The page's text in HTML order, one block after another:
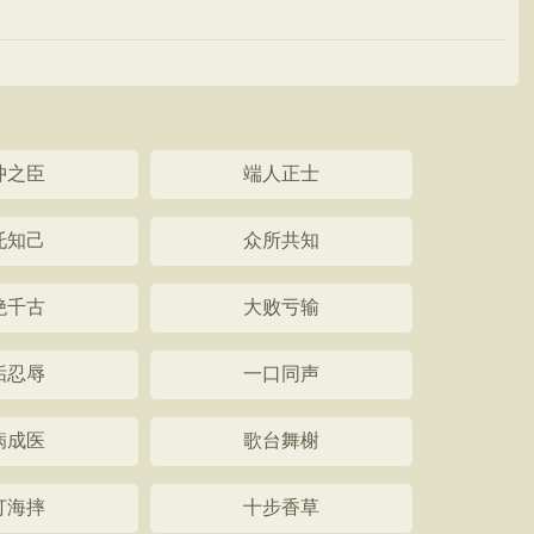
之臣 端人正士
知己 众所共知
千古 大败亏输
忍辱 一口同声
成医 歌台舞榭
海摔 十步香草